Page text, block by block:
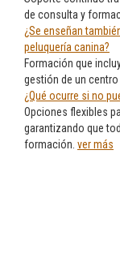
de consulta y
¿Se enseñan
peluquería canina?
Formación que
gestión de un centro
¿Qué ocurre si no
Opciones flexibles
garantizando que
formación. ver más